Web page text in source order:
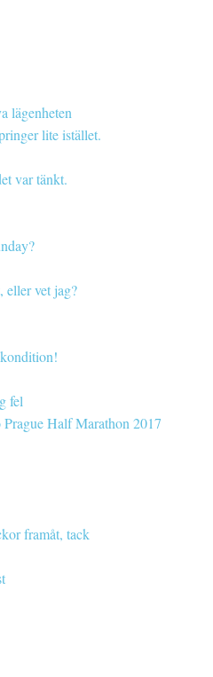
lägenheten
lite istället.
var tänkt.
eller vet jag?
fel
Half Marathon 2017
framåt, tack